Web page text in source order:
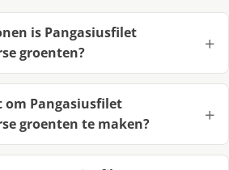
is Pangasiusfilet
groenten?
om Pangasiusfilet
groenten te maken?